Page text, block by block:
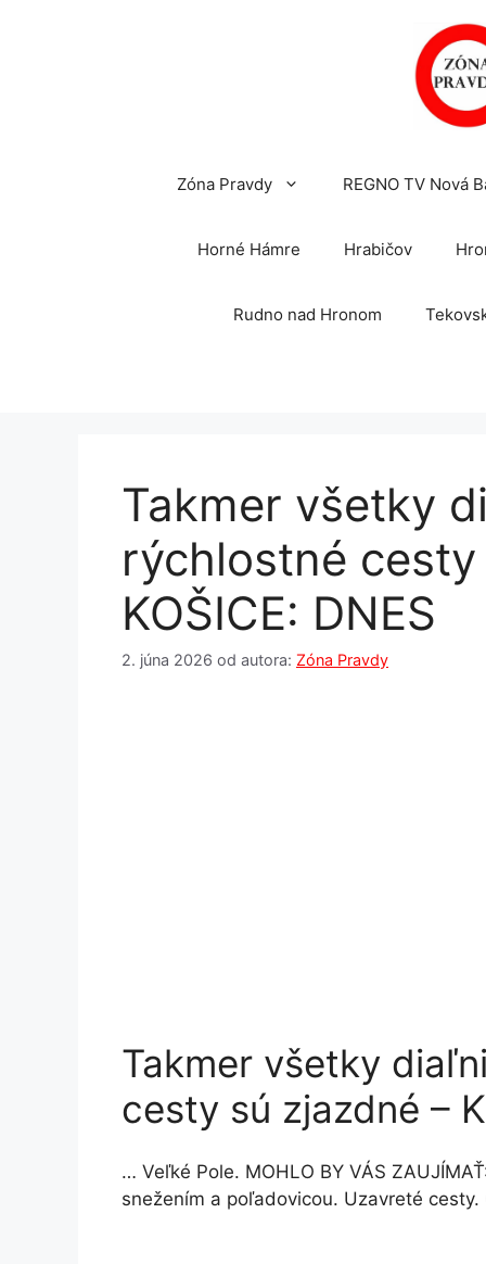
Zóna Pravdy REGNO TV Nová
Horné Hámre Hrabičov
Rudno nad Hronom
Takmer všetky
rýchlostné
KOŠICE: DNES
2. júna 2026 od autora: Zóna Pravdy
Takmer všetky
cesty sú zjazdné –
… Veľké Pole. MOHLO BY VÁS
snežením a poľadovicou. Uzavreté